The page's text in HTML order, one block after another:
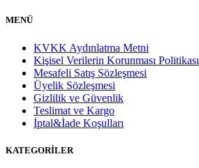
MENÜ
KVKK Aydınlatma Metni
Kişisel Verilerin Korunması Politikası
Mesafeli Satış Sözleşmesi
Üyelik Sözleşmesi
Gizlilik ve Güvenlik
Teslimat ve Kargo
İptal&İade Koşulları
KATEGORİLER